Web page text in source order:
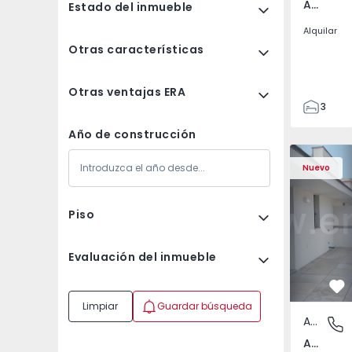
Estado del inmueble
Otras características
Otras ventajas ERA
Año de construcción
Piso
Evaluación del inmueble
Limpiar Guardar búsqueda
Av. Boavista, Porto
Alquilar
3
132
142
2
Nuevo
Apartamento T2
Av.
Apartamento
Av. Boavista, Porto